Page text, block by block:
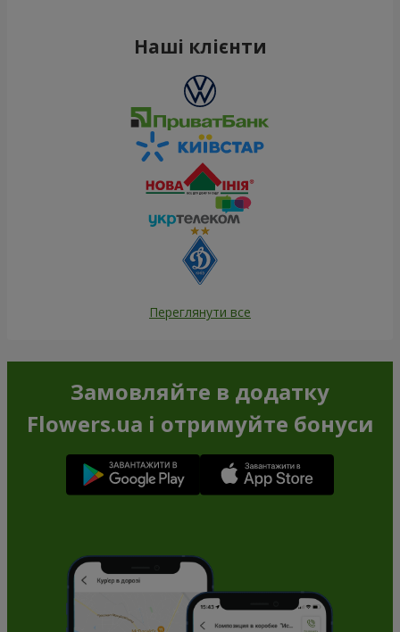
Наші клієнти
Переглянути все
Замовляйте в додатку
Flowers.ua і отримуйте бонуси